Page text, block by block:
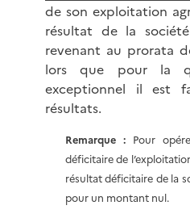
de son exploitation
résultat de la
revenant au prorata
lors que pour la
exceptionnel il est
résultats.
Remarque :Pour
déficitaire de
résultat déficitaire de la
pour un montant nul.